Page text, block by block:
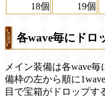
18個 19個
各wave毎にドロ
メイン装備は各wave
備枠の左から順に
目で宝箱がドロップす